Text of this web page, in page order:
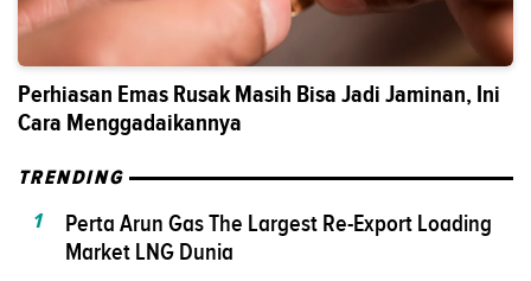
Perhiasan Emas Rusak Masih Bisa Jadi Jaminan, Ini
Cara Menggadaikannya
TRENDING
1
Perta Arun Gas The Largest Re-Export Loading
Market LNG Dunia